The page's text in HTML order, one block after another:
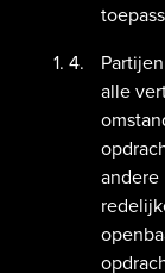
alle
andere